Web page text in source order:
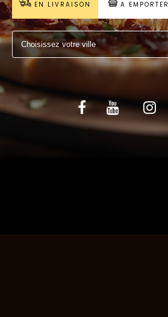
MENTIONS LÉGALES
C.G.V
EN LIVRAISON A EMPORTER